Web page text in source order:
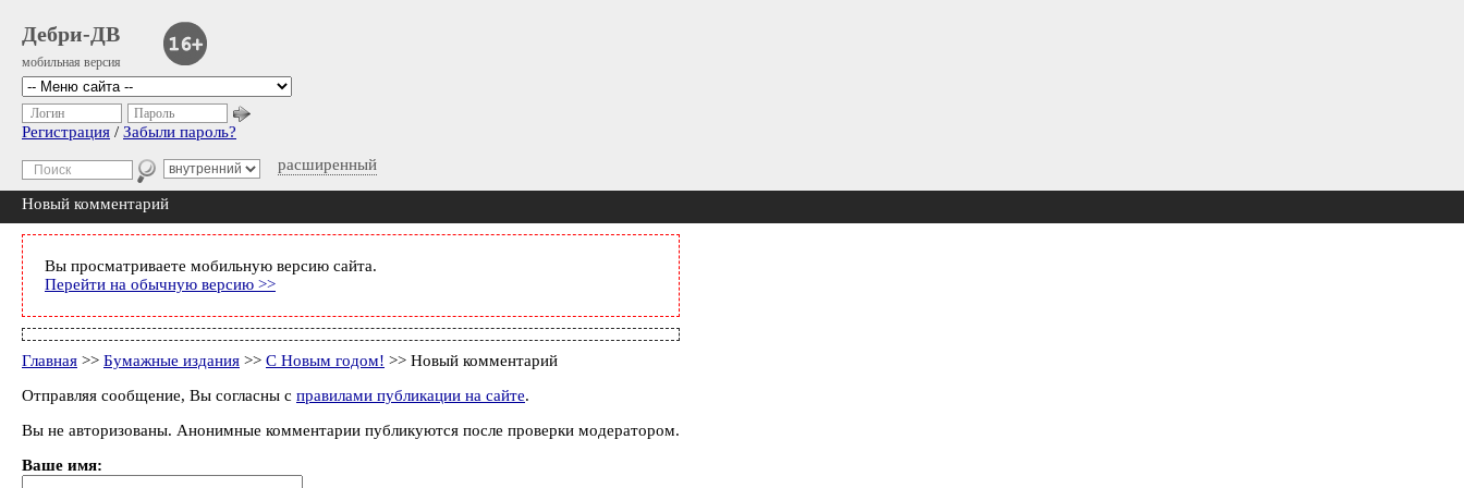
Дебри-ДВ
мобильная версия
расширенный
Логин Пароль
Регистрация / Забыли пароль?
Новый комментарий
Вы просматриваете мобильную версию сайта.
Перейти на обычную версию >>
Главная >> Бумажные издания >> С Новым годом! >> Новый комментарий
Отправляя сообщение, Вы согласны с правилами публикации на сайте.
Вы не авторизованы. Анонимные комментарии публикуются после проверки модератором.
Ваше имя: